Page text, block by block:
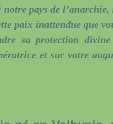
notre pays de
paix inattendue que
sa protection
et sur votre